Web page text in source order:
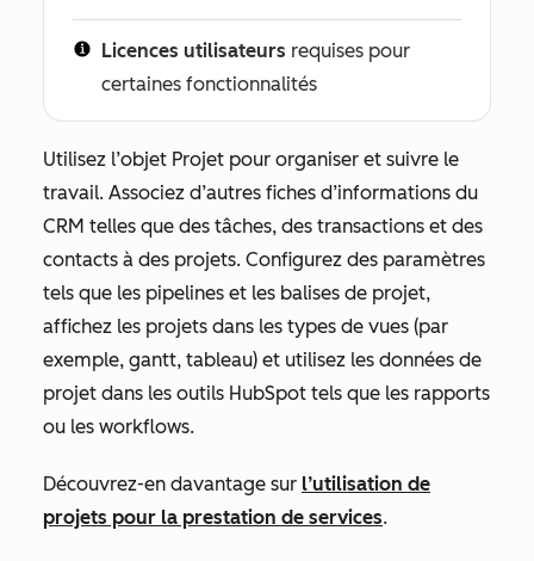
Licences utilisateurs requises pour
certaines fonctionnalités
Utilisez l’objet Projet pour organiser et suivre le
travail. Associez d’autres fiches d’informations du
CRM telles que des tâches, des transactions et des
contacts à des projets. Configurez des paramètres
tels que les pipelines et les balises de projet,
affichez les projets dans les types de vues (par
exemple, gantt, tableau) et utilisez les données de
projet dans les outils HubSpot tels que les rapports
ou les workflows.
Découvrez-en davantage sur l’utilisation de
projets pour la prestation de services.